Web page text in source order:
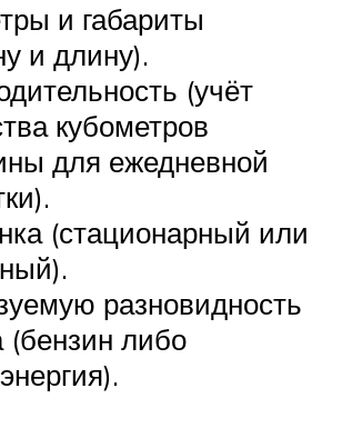
и габариты
и длину).
(учёт
кубометров
для ежедневной
(стационарный или
разновидность
(бензин либо